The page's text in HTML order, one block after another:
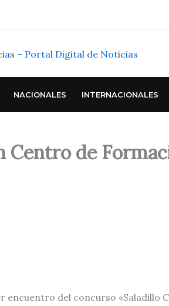
NACIONALES INTERNACIONALES
Centro de
encuentro del concurso «Saladillo